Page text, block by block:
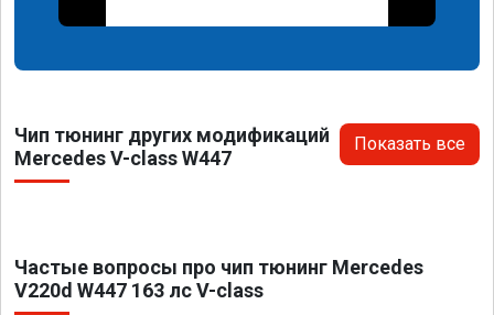
Чип тюнинг других модификаций
Mercedes V-class W447
Показать все
Частые вопросы про чип тюнинг Mercedes
V220d W447 163 лс V-class